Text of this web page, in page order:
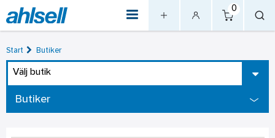
0
Start Butiker
Välj butik
Butiker